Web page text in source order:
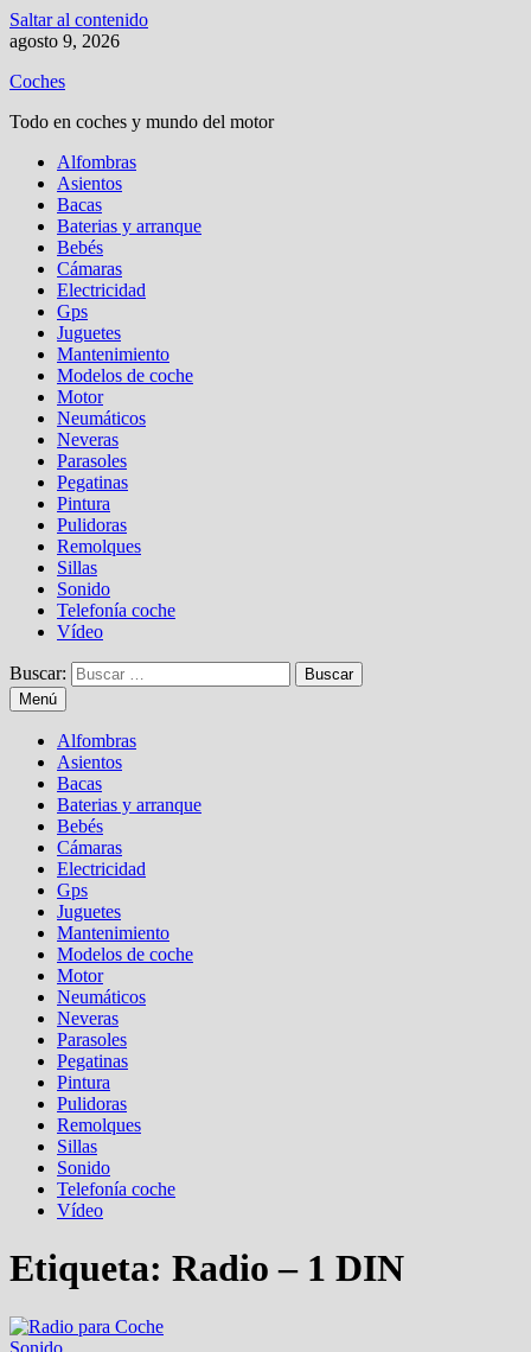
Saltar al contenido
agosto 9, 2026
Coches
Todo en coches y mundo del motor
Alfombras
Asientos
Bacas
Baterias y arranque
Bebés
Cámaras
Electricidad
Gps
Juguetes
Mantenimiento
Modelos de coche
Motor
Neumáticos
Neveras
Parasoles
Pegatinas
Pintura
Pulidoras
Remolques
Sillas
Sonido
Telefonía coche
Vídeo
Buscar:
Menú
Alfombras
Asientos
Bacas
Baterias y arranque
Bebés
Cámaras
Electricidad
Gps
Juguetes
Mantenimiento
Modelos de coche
Motor
Neumáticos
Neveras
Parasoles
Pegatinas
Pintura
Pulidoras
Remolques
Sillas
Sonido
Telefonía coche
Vídeo
Etiqueta: Radio – 1 DIN
Sonido